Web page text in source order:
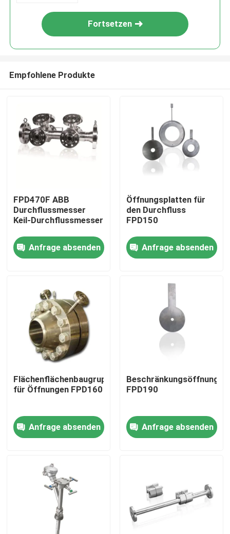
Startseite
Videos
Über uns
Fabrik Tour
Kontakt
Referenzen
PSA-Gasgenerator
Psa-Sauerstoff-Generator
Fortsetzen
Empfohlene Produkte
FPD470F ABB
Durchflussmesser
Keil-Durchflussmesser
Anfrage absenden
Öffnungsplatten für
den Durchfluss
FPD150
Anfrage absenden
Flächenflächenbaugruppen
für Öffnungen FPD160
Anfrage absenden
FPD190
Anfrage absenden